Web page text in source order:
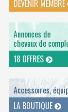
DEVENIR MEMBRE
Annonces de
chevaux de
18 OFFRES
Accessoires,
LA BOUTIQUE